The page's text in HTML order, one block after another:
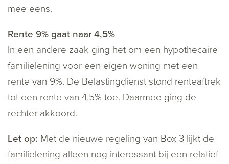
mee eens.
Rente 9% gaat naar 4,5%
In een andere zaak ging het om een hypothecaire
familielening voor een eigen woning met een
rente van 9%. De Belastingdienst stond renteaftrek
tot een rente van 4,5% toe. Daarmee ging de
rechter akkoord.
Let op: Met de nieuwe regeling van Box 3 lijkt de
familielening alleen nog interessant bij een relatief